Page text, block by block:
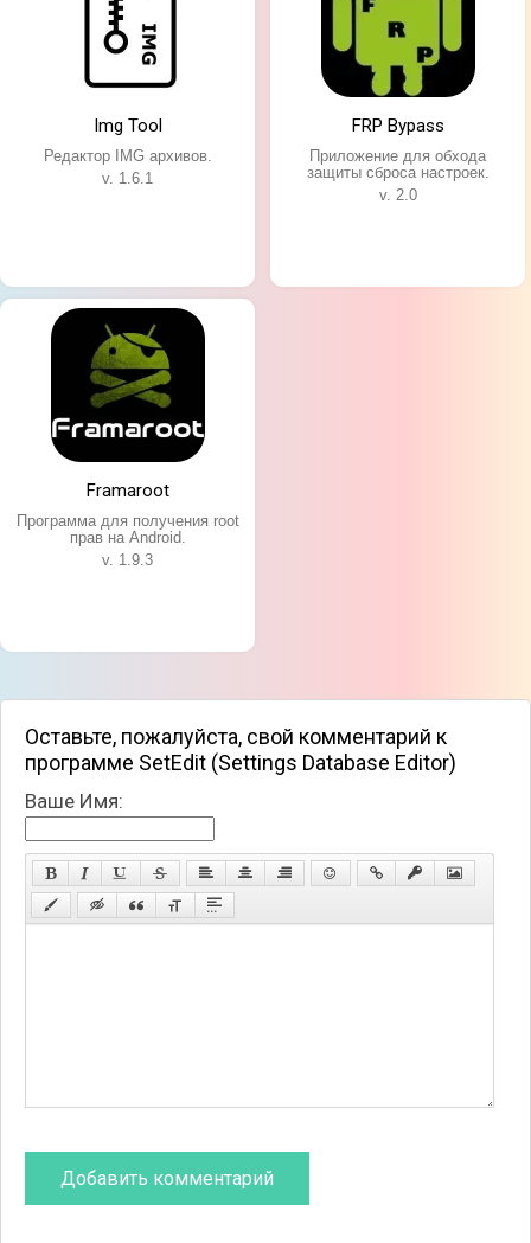
Img Tool
Редактор IMG архивов.
v. 1.6.1
FRP Bypass
Приложение для обхода
защиты сброса настроек.
v. 2.0
Framaroot
Программа для получения root
прав на Android.
v. 1.9.3
Оставьте, пожалуйста, свой комментарий к
программе SetEdit (Settings Database Editor)
Ваше Имя: